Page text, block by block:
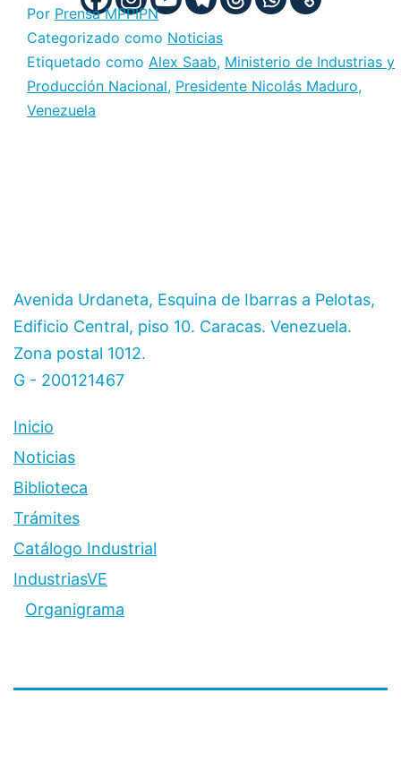
Por Prensa MPPIPN
Categorizado como Noticias
Etiquetado como Alex Saab, Ministerio de Industrias y
Producción Nacional, Presidente Nicolás Maduro,
Venezuela
Avenida Urdaneta, Esquina de Ibarras a Pelotas,
Edificio Central, piso 10. Caracas. Venezuela.
Zona postal 1012.
G - 200121467
Inicio
Noticias
Biblioteca
Trámites
Catálogo Industrial
IndustriasVE
Organigrama